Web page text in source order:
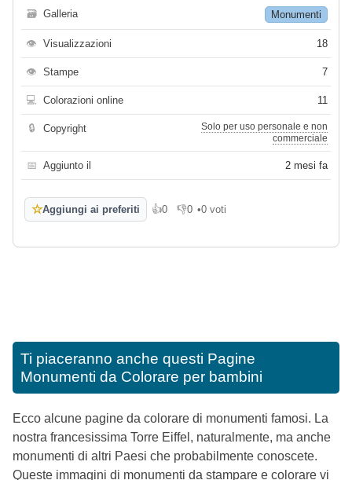
🗃 Galleria Monumenti
👁 Visualizzazioni 18
👁 Stampe 7
💻 Colorazioni online 11
🔒 Copyright
Solo per uso personale e non
commerciale
📅 Aggiunto il 2 mesi fa
☆Aggiungi ai preferiti 👍0
Mi piace
👎0
Non mi piace
•0 voti
Ti piaceranno anche questi Pagine
Monumenti da Colorare per bambini
Ecco alcune pagine da colorare di monumenti famosi. La
nostra francesissima Torre Eiffel, naturalmente, ma anche
monumenti di altri Paesi che probabilmente conoscete.
Queste immagini di monumenti da stampare e colorare vi